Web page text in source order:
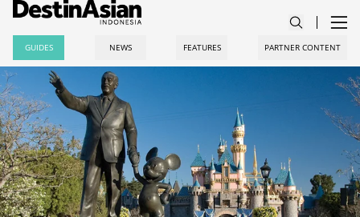
GUIDES NEWS FEATURES PARTNER CONTENT